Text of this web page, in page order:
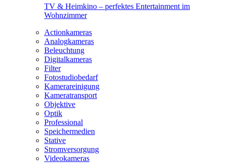
TV & Heimkino – perfektes Entertainment im
Wohnzimmer
Actionkameras
Analogkameras
Beleuchtung
Digitalkameras
Filter
Fotostudiobedarf
Kamerareinigung
Kameratransport
Objektive
Optik
Professional
Speichermedien
Stative
Stromversorgung
Videokameras